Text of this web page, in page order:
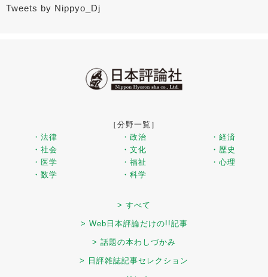
Tweets by Nippyo_Dj
［分野一覧］
・法律
・政治
・経済
・社会
・文化
・歴史
・医学
・福祉
・心理
・数学
・科学
> すべて
> Web日本評論だけの!!記事
> 話題の本わしづかみ
> 日評雑誌記事セレクション